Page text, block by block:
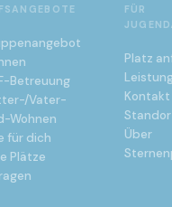
Betreuung
Vater-
Wohnen
für dich
Plätze
FÜR
Platz
Kontakt
Über